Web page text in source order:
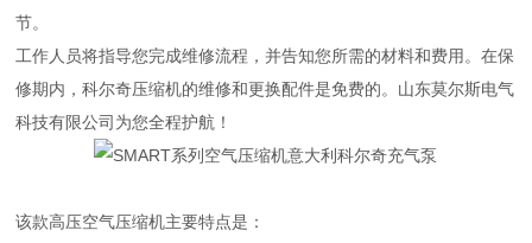
节。
工作人员将指导您完成维修流程，并告知您所需的材料和费用。在保
修期内，科尔奇压缩机的维修和更换配件是免费的。山东莫尔斯电气
科技有限公司为您全程护航！
该款高压空气压缩机主要特点是：